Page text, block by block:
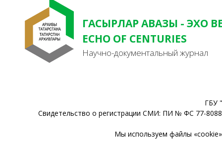
ГАСЫРЛАР АВАЗЫ - ЭХО
ECHO OF CENTURIES
Научно-документальный журнал
ГБУ
Свидетельство о регистрации СМИ: ПИ № ФС 77-
Мы используем файлы «cookie»